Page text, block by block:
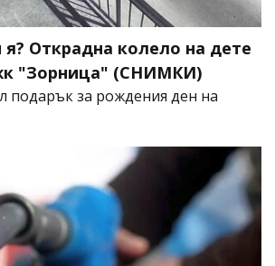
я? Открадна колело на дете
"Зорница" (СНИМКИ)
подарък за рождения ден на